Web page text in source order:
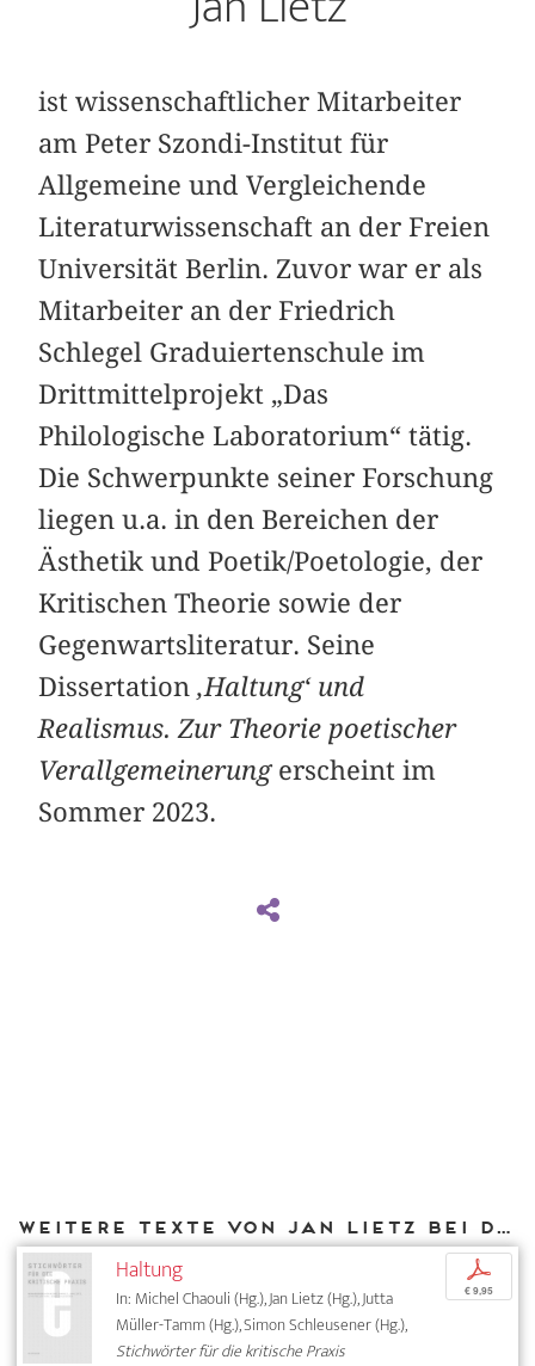
ist wissenschaftlicher Mitarbeiter
am Peter Szondi-Institut für
Allgemeine und Vergleichende
Literaturwissenschaft an der Freien
Universität Berlin. Zuvor war er als
Mitarbeiter an der Friedrich
Schlegel Graduiertenschule im
Drittmittelprojekt „Das
Philologische Laboratorium“ tätig.
Die Schwerpunkte seiner Forschung
liegen u.a. in den Bereichen der
Ästhetik und Poetik/Poetologie, der
Kritischen Theorie sowie der
Gegenwartsliteratur. Seine
Dissertation‚Haltung‘ und
Realismus. Zur Theorie poetischer
Verallgemeinerungerscheint im
Sommer 2023.
Weitere Texte von Jan Lietz bei DIAPHANES
Haltung
In: Michel Chaouli (Hg.), Jan Lietz (Hg.), Jutta
Müller-Tamm (Hg.), Simon Schleusener (Hg.),
Stichwörter für die kritische Praxis
p
€ 9,95